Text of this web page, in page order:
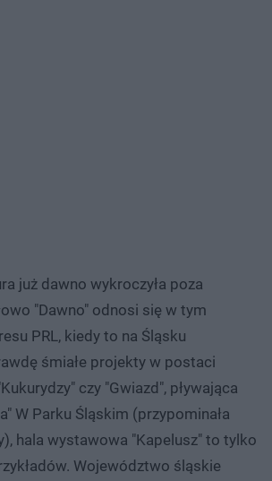
już dawno wykroczyła poza
"Dawno" odnosi się w tym
PRL, kiedy to na Śląsku
śmiałe projekty w postaci
czy "Gwiazd", pływająca
W Parku Śląskim (przypominała
hala wystawowa "Kapelusz" to tylko
Województwo śląskie